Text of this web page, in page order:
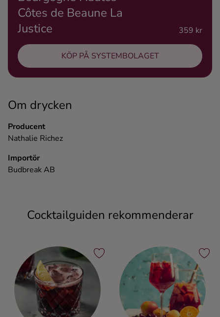
Om drycken
Producent
Nathalie Richez
Importör
Budbreak AB
Côtes de Beaune La
Justice
359 kr
KÖP PÅ SYSTEMBOLAGET
Cocktailguiden rekommenderar